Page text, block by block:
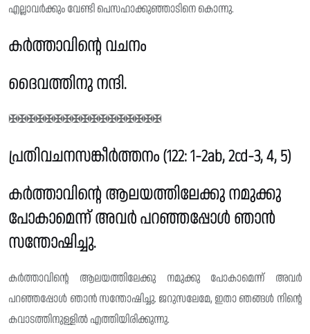
എല്ലാവർക്കും വേണ്ടി പെസഹാക്കുഞ്ഞാടിനെ കൊന്നു.
കർത്താവിൻ്റെ വചനം
ദൈവത്തിനു നന്ദി.
✠✠✠✠✠✠✠✠✠✠✠✠✠✠✠✠✠
പ്രതിവചനസങ്കീർത്തനം (122: 1-2ab, 2cd-3, 4, 5)
കർത്താവിൻ്റെ ആലയത്തിലേക്കു നമുക്കു
പോകാമെന്ന് അവർ പറഞ്ഞപ്പോൾ ഞാൻ
സന്തോഷിച്ചു.
കർത്താവിന്റെ ആലയത്തിലേക്കു നമുക്കു പോകാമെന്ന് അവർ
പറഞ്ഞപ്പോൾ ഞാൻ സന്തോഷിച്ചു. ജറുസലേമേ, ഇതാ ഞങ്ങൾ നിൻ്റെ
കവാടത്തിനുള്ളിൽ എത്തിയിരിക്കുന്നു.